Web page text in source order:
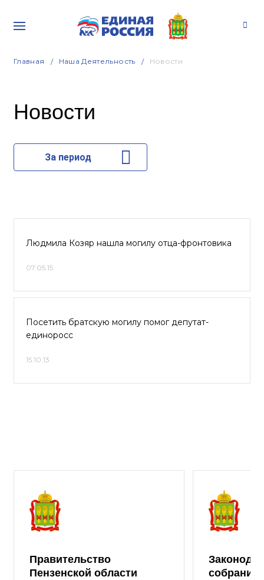
Главная Наша Деятельность Новости
Новости
За период
Людмила Козяр нашла могилу отца-фронтовика
07.05.15
Посетить братскую могилу помог депутат-
единоросс
15.10.13
Правительство
Пензенской области
собрание